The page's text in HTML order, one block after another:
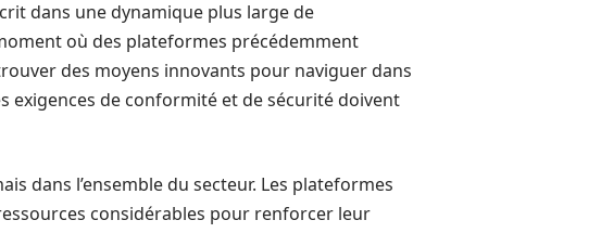
dans une dynamique plus large de
où des plateformes précédemment
des moyens innovants pour naviguer dans
exigences de conformité et de sécurité doivent
dans l’ensemble du secteur. Les plateformes
considérables pour renforcer leur